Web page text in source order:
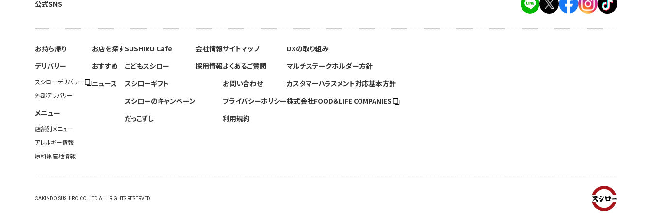
公式SNS
お持ち帰り
デリバリー
スシローデリバリー
外部デリバリー
メニュー
店舗別メニュー
アレルギー情報
原料原産地情報
お店を探す
おすすめ
ニュース
SUSHIRO Cafe
こどもスシロー
スシローギフト
スシローのキャンペーン
だっこずし
会社情報
採用情報
サイトマップ
よくあるご質問
お問い合わせ
プライバシーポリシー
利用規約
DXの取り組み
マルチステークホルダー方針
カスタマーハラスメント対応基本方針
株式会社FOOD＆LIFE COMPANIES
©AKINDO SUSHIRO CO.,LTD.ALL RIGHTS RESERVED.